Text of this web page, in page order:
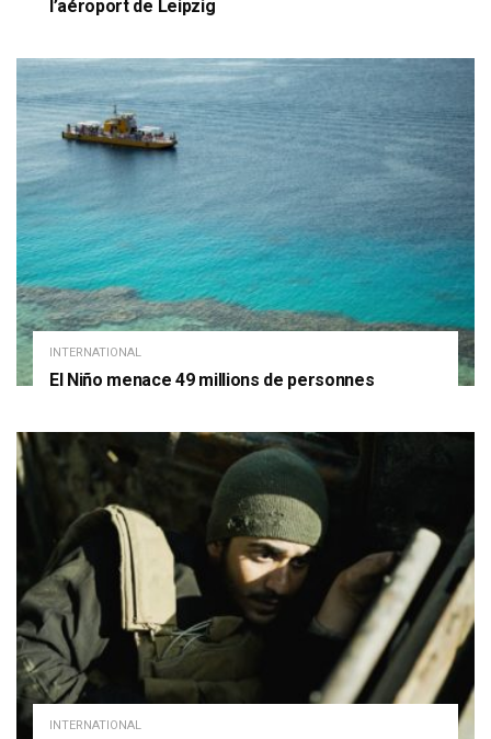
l’aéroport de Leipzig
INTERNATIONAL
El Niño menace 49 millions de personnes
INTERNATIONAL